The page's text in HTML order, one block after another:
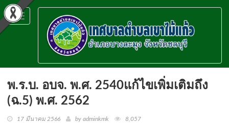
Toggle
navigation
พ.ร.บ. อบจ. พ.ศ. 2540แก้ไขเพิ่มเติมถึง
(ฉ.5) พ.ศ. 2562
17 มีนาคม 2566 by adminkmk 8,057